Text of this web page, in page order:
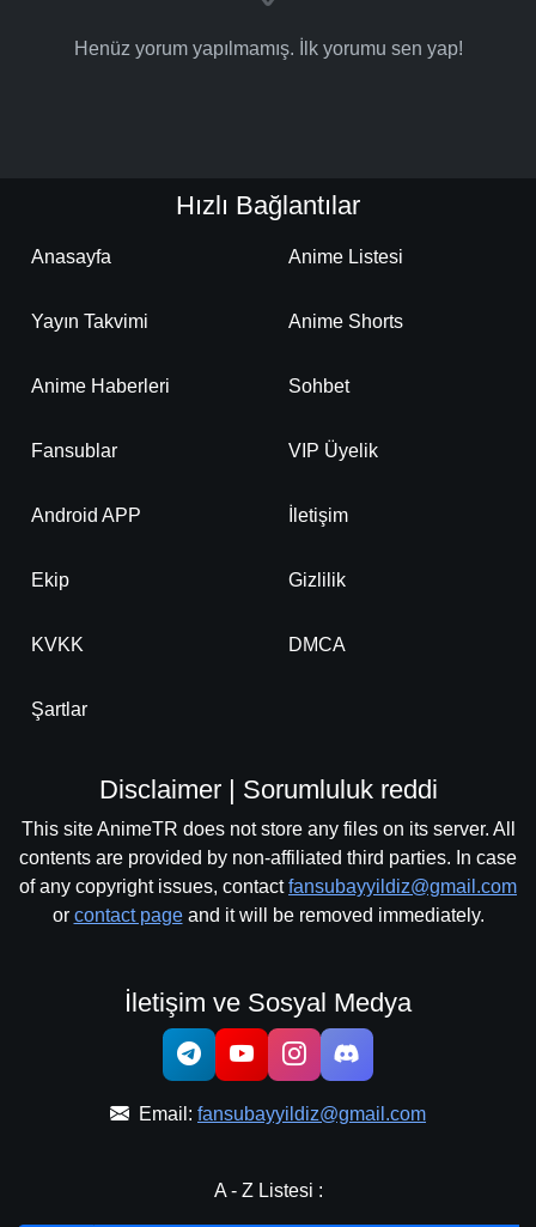
Henüz yorum yapılmamış. İlk yorumu sen yap!
Hızlı Bağlantılar
Anasayfa Anime Listesi
Yayın Takvimi Anime Shorts
Anime Haberleri Sohbet
Fansublar VIP Üyelik
Android APP İletişim
Ekip Gizlilik
KVKK DMCA
Şartlar
Disclaimer | Sorumluluk reddi
This site AnimeTR does not store any files on its server. All
contents are provided by non-affiliated third parties. In case
of any copyright issues, contactfansubayyildiz@gmail.com
or contact pageand it will be removed immediately.
İletişim ve Sosyal Medya
Email: fansubayyildiz@gmail.com
A - Z Listesi :